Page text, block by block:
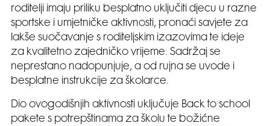
roditelji imaju priliku besplatno uključiti djecu u razne
sportske i umjetničke aktivnosti, pronaći savjete za
lakše suočavanje s roditeljskim izazovima te ideje
za kvalitetno zajedničko vrijeme. Sadržaj se
neprestano nadopunjuje, a od rujna se uvode i
besplatne instrukcije za školarce.
Dio ovogodišnjih aktivnosti uključuje Back to school
pakete s potrepštinama za školu te božićne